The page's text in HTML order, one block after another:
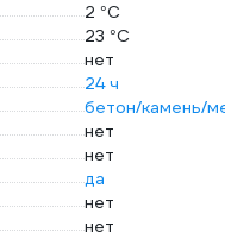
2 °С
23 °С
нет
24 ч
бетон/камень/
нет
нет
да
нет
нет